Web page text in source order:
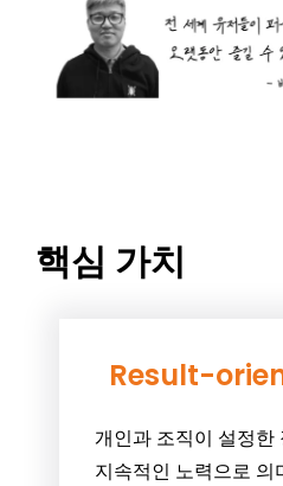
핵심 가치
Result-
개인과 조직이 설정한
지속적인 노력으로 의